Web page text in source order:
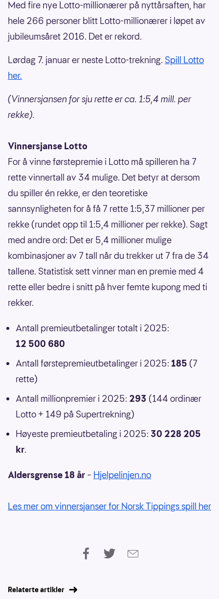
Med fire nye Lotto-millionærer på nyttårsaften, har
hele 266 personer blitt Lotto-millionærer i løpet av
jubileumsåret 2016. Det er rekord.
Lørdag 7. januar er neste Lotto-trekning. Spill Lotto
her.
(Vinnersjansen for sju rette er ca. 1:5,4 mill. per
rekke).
Vinnersjanse Lotto
For å vinne førstepremie i Lotto må spilleren ha 7
rette vinnertall av 34 mulige. Det betyr at dersom
du spiller én rekke, er den teoretiske
sannsynligheten for å få 7 rette 1:5,37 millioner per
rekke (rundet opp til 1:5,4 millioner per rekke). Sagt
med andre ord: Det er 5,4 millioner mulige
kombinasjoner av 7 tall når du trekker ut 7 fra de 34
tallene. Statistisk sett vinner man en premie med 4
rette eller bedre i snitt på hver femte kupong med ti
rekker.
Antall premieutbetalinger totalt i 2025:
12 500 680
Antall førstepremieutbetalinger i 2025: 185 (7
rette)
Antall millionpremier i 2025: 293 (144 ordinær
Lotto + 149 på Supertrekning)
Høyeste premieutbetaling i 2025: 30 228 205
kr.
Aldersgrense 18 år – Hjelpelinjen.no
Les mer om vinnersjanser for Norsk Tippings spill her
Relaterte artikler